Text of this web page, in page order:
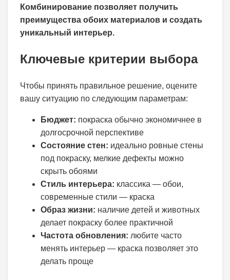
Комбинирование позволяет получить
преимущества обоих материалов и создать
уникальный интерьер.
Ключевые критерии выбора
Чтобы принять правильное решение, оцените
вашу ситуацию по следующим параметрам:
Бюджет: покраска обычно экономичнее в
долгосрочной перспективе
Состояние стен: идеально ровные стены
под покраску, мелкие дефекты можно
скрыть обоями
Стиль интерьера: классика — обои,
современные стили — краска
Образ жизни: наличие детей и животных
делает покраску более практичной
Частота обновления: любите часто
менять интерьер — краска позволяет это
делать проще